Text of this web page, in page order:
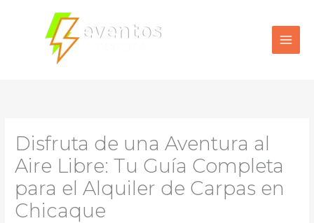
contenido
Disfruta de una Aventura al
Aire Libre: Tu Guía Completa
para el Alquiler de Carpas en
Chicaque